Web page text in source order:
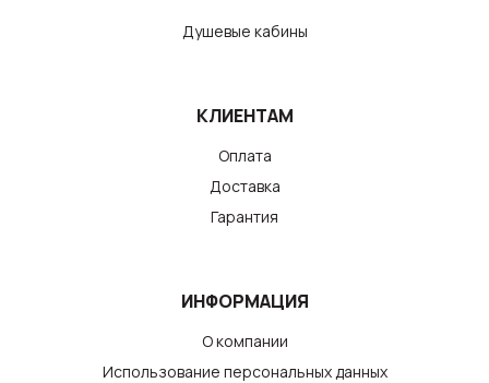
Душевые кабины
КЛИЕНТАМ
Оплата
Доставка
Гарантия
ИНФОРМАЦИЯ
О компании
Использование персональных данных